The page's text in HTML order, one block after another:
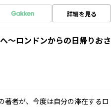
詳細を見る
～ロンドンからの日帰りおさ
著者が、今度は自分の滞在するロ